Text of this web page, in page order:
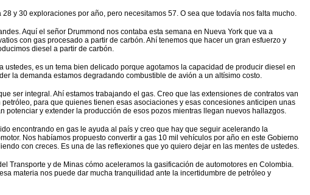
28 y 30 exploraciones por año, pero necesitamos 57. O sea que todavía nos falta mucho.
Aquí el señor Drummond nos contaba esta semana en Nueva York que va a
con gas procesado a partir de carbón. Ahí tenemos que hacer un gran esfuerzo y
diesel a partir de carbón.
ustedes, es un tema bien delicado porque agotamos la capacidad de producir diesel en
la demanda estamos degradando combustible de avión a un altísimo costo.
ser integral. Ahí estamos trabajando el gas. Creo que las extensiones de contratos van
para que quienes tienen esas asociaciones y esas concesiones anticipen unas
potenciar y extender la producción de esos pozos mientras llegan nuevos hallazgos.
encontrando en gas le ayuda al país y creo que hay que seguir acelerando la
Nos habíamos propuesto convertir a gas 10 mil vehículos por año en este Gobierno
con creces. Es una de las reflexiones que yo quiero dejar en las mentes de ustedes.
Transporte y de Minas cómo aceleramos la gasificación de automotores en Colombia.
materia nos puede dar mucha tranquilidad ante la incertidumbre de petróleo y